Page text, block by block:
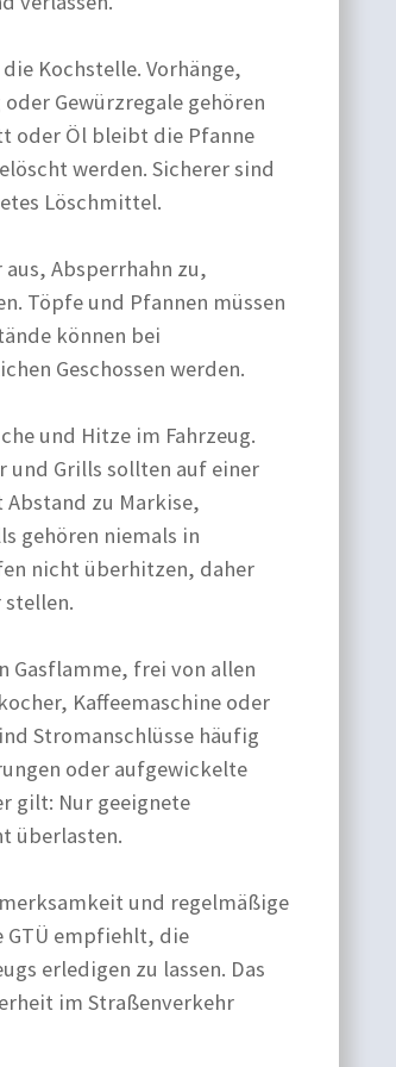
Kochstelle. Vorhänge,
Gewürzregale gehören
oder Öl bleibt die Pfanne
werden. Sicherer sind
Löschmittel.
Absperrhahn zu,
Töpfe und Pfannen müssen
können bei
Geschossen werden.
und Hitze im Fahrzeug.
und Grills sollten auf einer
zu Markise,
gehören niemals in
nicht überhitzen, daher
Gasflamme, frei von allen
Kaffeemaschine oder
Stromanschlüsse häufig
oder aufgewickelte
gilt: Nur geeignete
überlasten.
und regelmäßige
GTÜ empfiehlt, die
erledigen zu lassen. Das
im Straßenverkehr